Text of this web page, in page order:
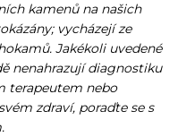
kamenů na našich
vycházejí ze
Jakékoli uvedené
nenahrazují diagnostiku
terapeutem nebo
zdraví, poraďte se s